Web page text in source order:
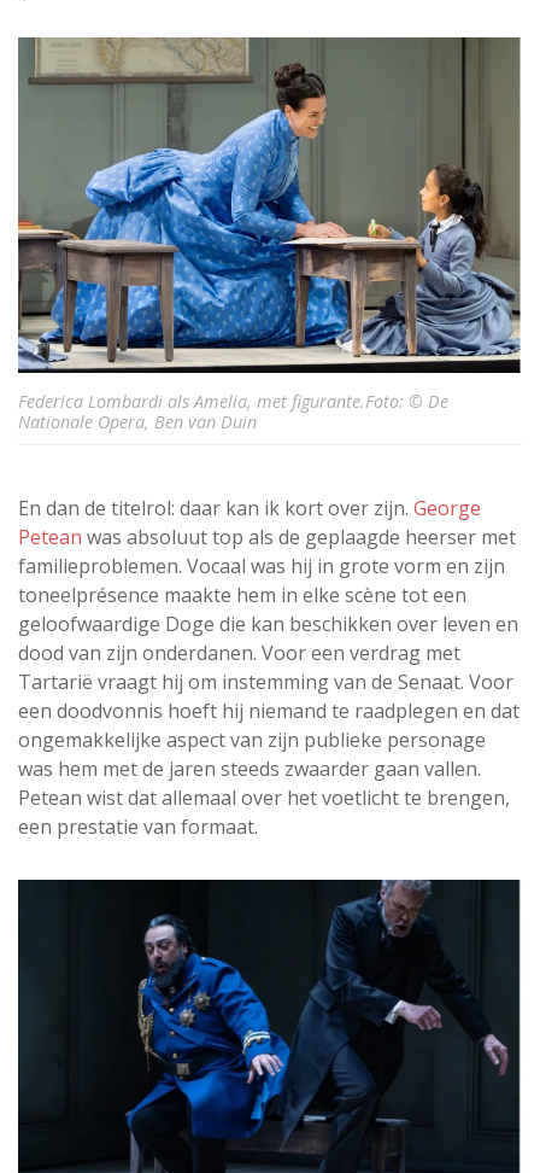
Federica Lombardi als Amelia, met figurante.Foto: © De
Nationale Opera, Ben van Duin
En dan de titelrol: daar kan ik kort over zijn. George
Petean was absoluut top als de geplaagde heerser met
familieproblemen. Vocaal was hij in grote vorm en zijn
toneelprésence maakte hem in elke scène tot een
geloofwaardige Doge die kan beschikken over leven en
dood van zijn onderdanen. Voor een verdrag met
Tartarië vraagt hij om instemming van de Senaat. Voor
een doodvonnis hoeft hij niemand te raadplegen en dat
ongemakkelijke aspect van zijn publieke personage
was hem met de jaren steeds zwaarder gaan vallen.
Petean wist dat allemaal over het voetlicht te brengen,
een prestatie van formaat.